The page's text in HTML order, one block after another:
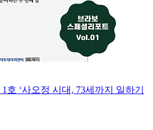
호 ‘사오정 시대, 73세까지 일하기